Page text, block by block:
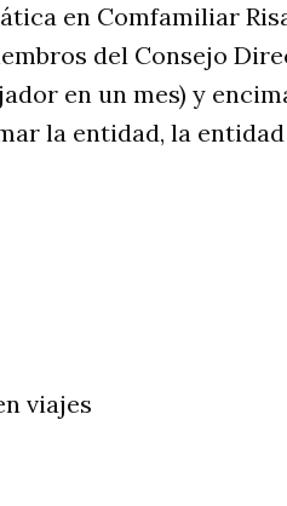
en Comfamiliar
del Consejo
en un mes) y
la entidad, la
viajes